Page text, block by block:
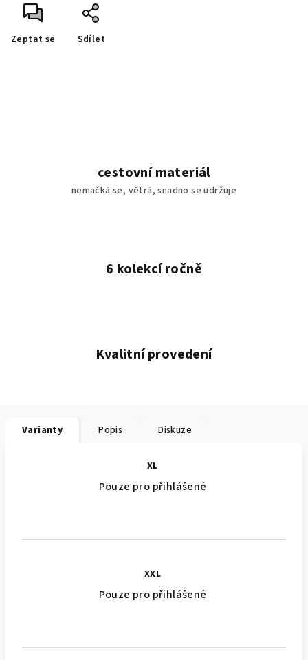
Zeptat se Sdílet
cestovní materiál
nemačká se, větrá, snadno se udržuje
6 kolekcí ročně
Kvalitní provedení
Varianty Popis Diskuze
XL
Pouze pro přihlášené
XXL
Pouze pro přihlášené